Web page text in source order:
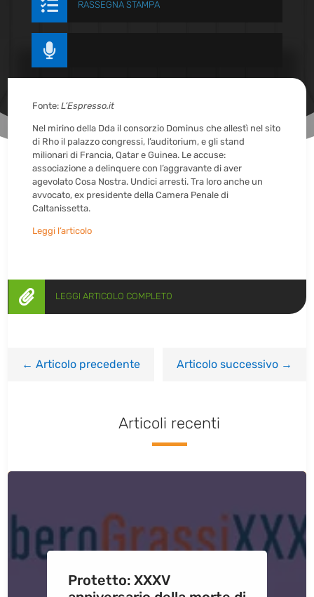
 RASSEGNA STAMPA

Fonte:L’Espresso.it
Nel mirino della Dda il consorzio Dominus che allestì nel sito
di Rho il palazzo congressi, l’auditorium, e gli stand
milionari di Francia, Qatar e Guinea. Le accuse:
associazione a delinquere con l’aggravante di aver
agevolato Cosa Nostra. Undici arresti. Tra loro anche un
avvocato, ex presidente della Camera Penale di
Caltanissetta.
Leggi l’articolo
 LEGGI ARTICOLO COMPLETO
←Articolo precedente Articolo successivo→
Articoli recenti
Protetto: XXXV